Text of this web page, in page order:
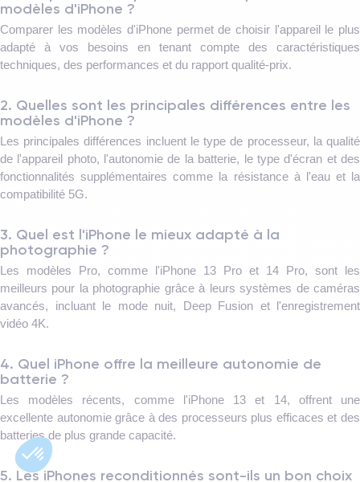
modèles d'iPhone ?
Comparer les modèles d'iPhone permet de choisir l'appareil le plus
adapté à vos besoins en tenant compte des caractéristiques
techniques, des performances et du rapport qualité-prix.
2. Quelles sont les principales différences entre les
modèles d'iPhone ?
Les principales différences incluent le type de processeur, la qualité
de l'appareil photo, l'autonomie de la batterie, le type d'écran et des
fonctionnalités supplémentaires comme la résistance à l'eau et la
compatibilité 5G.
3. Quel est l'iPhone le mieux adapté à la
photographie ?
Les modèles Pro, comme l'iPhone 13 Pro et 14 Pro, sont les
meilleurs pour la photographie grâce à leurs systèmes de caméras
avancés, incluant le mode nuit, Deep Fusion et l'enregistrement
vidéo 4K.
4. Quel iPhone offre la meilleure autonomie de
batterie ?
Les modèles récents, comme l'iPhone 13 et 14, offrent une
excellente autonomie grâce à des processeurs plus efficaces et des
batteries de plus grande capacité.
5. Les iPhones reconditionnés sont-ils un bon choix